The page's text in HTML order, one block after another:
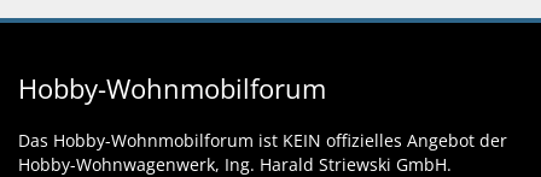
Hobby-Wohnmobilforum
Das Hobby-Wohnmobilforum ist KEIN offizielles Angebot der
Hobby-Wohnwagenwerk, Ing. Harald Striewski GmbH.